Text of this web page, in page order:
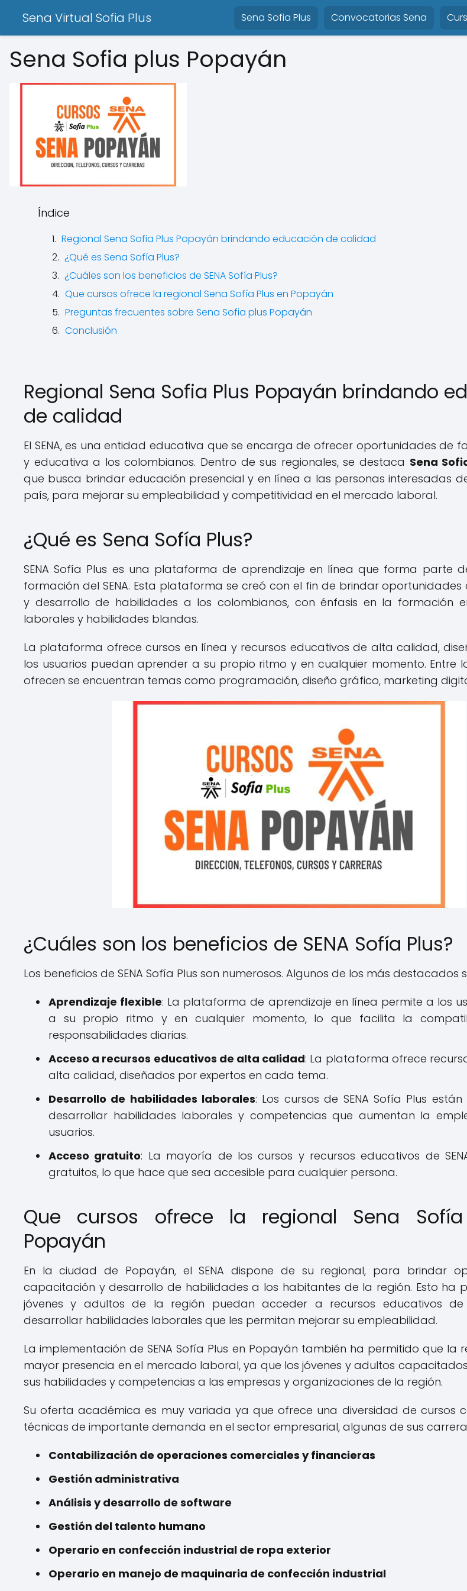
Sena Virtual Sofia Plus Sena Sofia Plus Convocatorias Sena
Sena Sofia plus Popayán
Índice
Regional Sena Sofia Plus Popayán brindando educación de calidad
¿Qué es Sena Sofía Plus?
¿Cuáles son los beneficios de SENA Sofía Plus?
Que cursos ofrece la regional Sena Sofía Plus en Popayán
Preguntas frecuentes sobre Sena Sofia plus Popayán
Conclusión
Regional Sena Sofia Plus Popayán brindando
de calidad
El SENA, es una entidad educativa que se encarga de ofrecer oportunidades de
y educativa a los colombianos. Dentro de sus regionales, se destaca Sena
que busca brindar educación presencial y en línea a las personas interesadas
país, para mejorar su empleabilidad y competitividad en el mercado laboral.
¿Qué es Sena Sofía Plus?
SENA Sofía Plus es una plataforma de aprendizaje en línea que forma parte
formación del SENA. Esta plataforma se creó con el fin de brindar
y desarrollo de habilidades a los colombianos, con énfasis en la formación
laborales y habilidades blandas.
La plataforma ofrece cursos en línea y recursos educativos de alta calidad,
los usuarios puedan aprender a su propio ritmo y en cualquier momento. Entre
ofrecen se encuentran temas como programación, diseño gráfico, marketing
¿Cuáles son los beneficios de SENA Sofía Plus?
Los beneficios de SENA Sofía Plus son numerosos. Algunos de los más destacados
Aprendizaje flexible: La plataforma de aprendizaje en línea permite a los
a su propio ritmo y en cualquier momento, lo que facilita la
responsabilidades diarias.
Acceso a recursos educativos de alta calidad: La plataforma ofrece
alta calidad, diseñados por expertos en cada tema.
Desarrollo de habilidades laborales: Los cursos de SENA Sofía Plus
desarrollar habilidades laborales y competencias que aumentan la
usuarios.
Acceso gratuito: La mayoría de los cursos y recursos educativos de
gratuitos, lo que hace que sea accesible para cualquier persona.
Que cursos ofrece la regional Sena
Popayán
En la ciudad de Popayán, el SENA dispone de su regional, para brindar
capacitación y desarrollo de habilidades a los habitantes de la región. Esto ha
jóvenes y adultos de la región puedan acceder a recursos educativos
desarrollar habilidades laborales que les permitan mejorar su empleabilidad.
La implementación de SENA Sofía Plus en Popayán también ha permitido que la
mayor presencia en el mercado laboral, ya que los jóvenes y adultos
sus habilidades y competencias a las empresas y organizaciones de la región.
Su oferta académica es muy variada ya que ofrece una diversidad de cursos
técnicas de importante demanda en el sector empresarial, algunas de sus
Contabilización de operaciones comerciales y financieras
Gestión administrativa
Análisis y desarrollo de software
Gestión del talento humano
Operario en confección industrial de ropa exterior
Operario en manejo de maquinaria de confección industrial